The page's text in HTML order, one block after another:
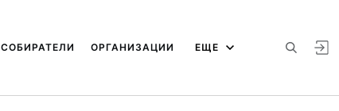
СОБИРАТЕЛИ ОРГАНИЗАЦИИ ЕЩЕ